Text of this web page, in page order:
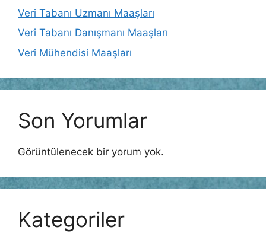
Veri Tabanı Uzmanı Maaşları
Veri Tabanı Danışmanı Maaşları
Veri Mühendisi Maaşları
Son Yorumlar
Görüntülenecek bir yorum yok.
Kategoriler